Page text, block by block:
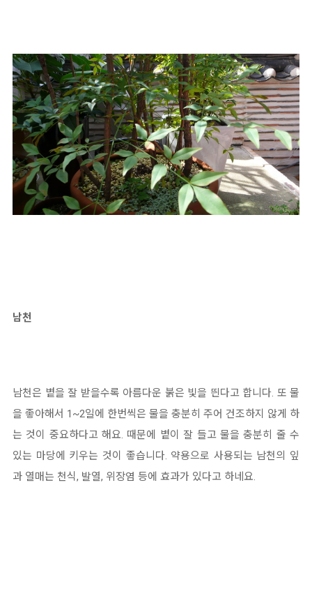
남천
남천은 볕을 잘 받을수록 아름다운 붉은 빛을 띈다고 합니다. 또 물
을 좋아해서 1~2일에 한번씩은 물을 충분히 주어 건조하지 않게 하
는 것이 중요하다고 해요. 때문에 볕이 잘 들고 물을 충분히 줄 수
있는 마당에 키우는 것이 좋습니다. 약용으로 사용되는 남천의 잎
과 열매는 천식, 발열, 위장염 등에 효과가 있다고 하네요.